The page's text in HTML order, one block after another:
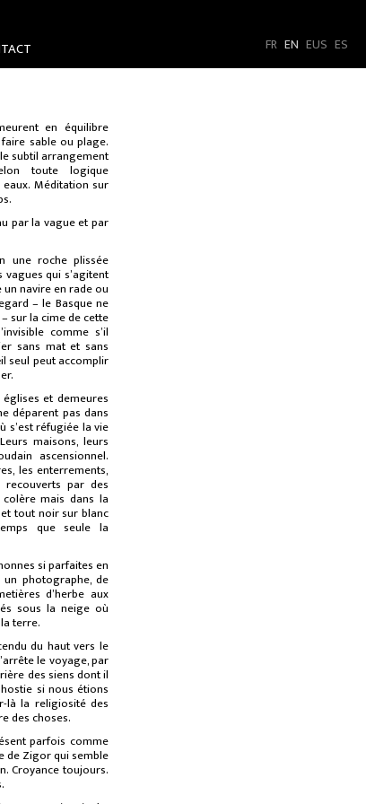
FR EN EUS ES
en équilibre
sable ou plage.
subtil arrangement
toute logique
Méditation sur
par la vague et par
une roche plissée
qui s’agitent
navire en rade ou
– le Basque ne
sur la cime de cette
comme s’il
sans mat et sans
seul peut accomplir
et demeures
déparent pas dans
s’est réfugiée la vie
maisons, leurs
ascensionnel.
les enterrements,
par des
mais dans la
tout noir sur blanc
que seule la
si parfaites en
photographe, de
d’herbe aux
sous la neige où
terre.
du haut vers le
le voyage, par
des siens dont il
si nous étions
là la religiosité des
des choses.
parfois comme
de Zigor qui semble
Croyance toujours.